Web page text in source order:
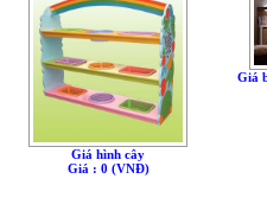
Giá hình cây
Giá : 0 (VNÐ)
Giá